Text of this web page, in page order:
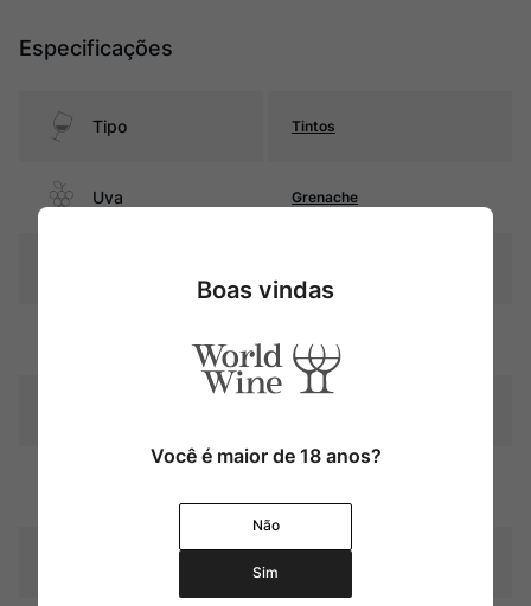
Especificações
Tipo Tintos
Uva Grenache
12 meses em ânforas de barro
Boas vindas
Você é maior de 18 anos?
Não
Sim